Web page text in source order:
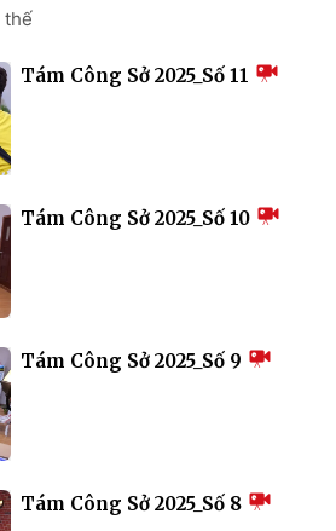
thế
Tám Công Sở 2025_Số 11
Tám Công Sở 2025_Số 10
Tám Công Sở 2025_Số 9
Tám Công Sở 2025_Số 8